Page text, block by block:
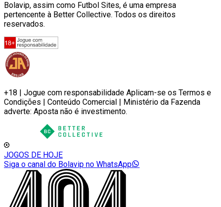
Bolavip, assim como Futbol Sites, é uma empresa
pertencente à Better Collective. Todos os direitos
reservados.
+18 | Jogue com responsabilidade Aplicam-se os Termos e
Condições | Conteúdo Comercial | Ministério da Fazenda
adverte: Aposta não é investimento.
JOGOS DE HOJE
Siga o canal do Bolavip no WhatsApp